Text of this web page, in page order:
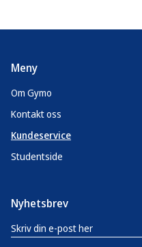
Meny
Om Gymo
Kontakt oss
Kundeservice
Studentside
Nyhetsbrev